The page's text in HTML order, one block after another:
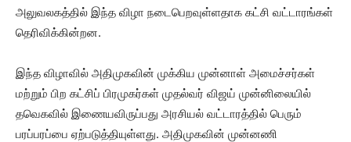
அலுவலகத்தில் இந்த விழா நடைபெறவுள்ளதாக கட்சி வட்டாரங்கள்
தெரிவிக்கின்றன.
இந்த விழாவில் அதிமுகவின் முக்கிய முன்னாள் அமைச்சர்கள்
மற்றும் பிற கட்சிப் பிரமுகர்கள் முதல்வர் விஜய் முன்னிலையில்
தவெகவில் இணையவிருப்பது அரசியல் வட்டாரத்தில் பெரும்
பரப்பரப்பை ஏற்படுத்தியுள்ளது. அதிமுகவின் முன்னணி